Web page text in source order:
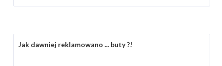
Jak dawniej reklamowano ... buty ?!